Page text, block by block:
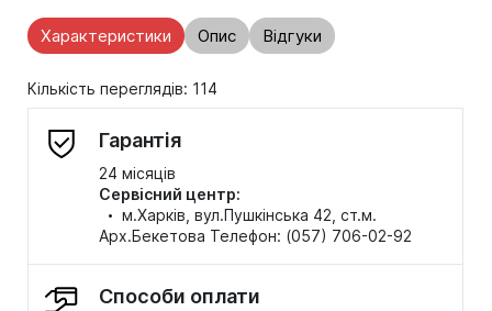
Характеристики Опис Відгуки
Кількість переглядів: 114
Гарантія
24 місяців
Сервісний центр:
· м.Харків, вул.Пушкінська 42, ст.м.
Арх.Бекетова Телефон: (057) 706-02-92
Способи оплати